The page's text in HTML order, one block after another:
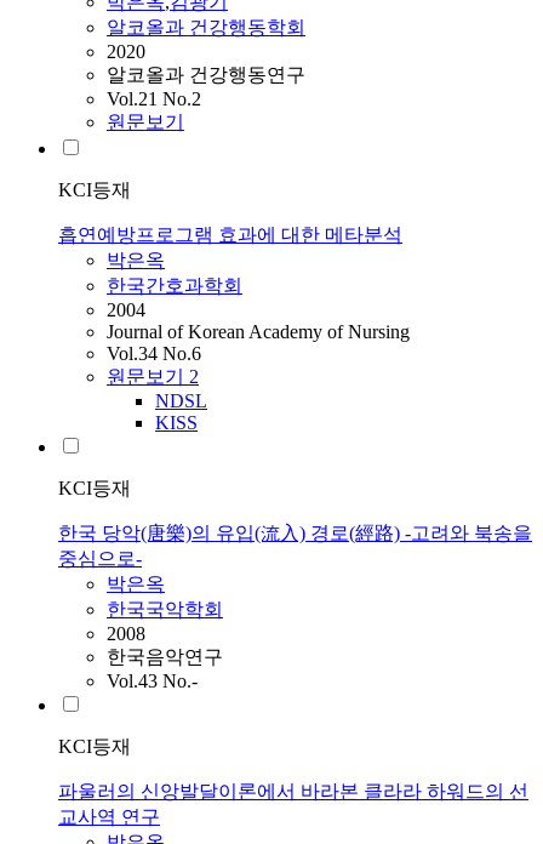
알코올과 건강행동학회
2020
알코올과 건강행동연구
Vol.21 No.2
원문보기
KCI등재
흡연예방프로그램 효과에 대한 메타분석
박은옥
한국간호과학회
2004
Journal of Korean Academy of Nursing
Vol.34 No.6
원문보기 2
NDSL
KISS
KCI등재
한국 당악(唐樂)의 유입(流入) 경로(經路) -고려와 북송을
중심으로-
박은옥
한국국악학회
2008
한국음악연구
Vol.43 No.-
KCI등재
파울러의 신앙발달이론에서 바라본 클라라 하워드의 선
교사역 연구